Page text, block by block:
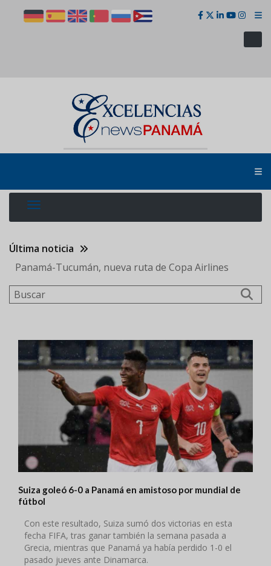
Última noticia
Panamá-Tucumán, nueva ruta de Copa Airlines
Buscar
Suiza goleó 6-0 a Panamá en amistoso por mundial de
fútbol
Con este resultado, Suiza sumó dos victorias en esta
fecha FIFA, tras ganar también la semana pasada a
Grecia, mientras que Panamá ya había perdido 1-0 el
pasado jueves ante Dinamarca.